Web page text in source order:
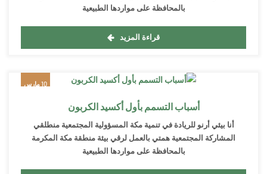
بالمحافظة على مواردها الطبيعية
قراءة المزيد
10 مارس
أسباب التسمم بأول أكسيد الكربون
أنا بيئي أرنو للريادة في تنمية مكة المسؤولية المجتمعية منطلقي
المشاركة المجتمعية همتي بالعمل لرقي بيئة منطقة مكة المكرمة
بالمحافظة على مواردها الطبيعية